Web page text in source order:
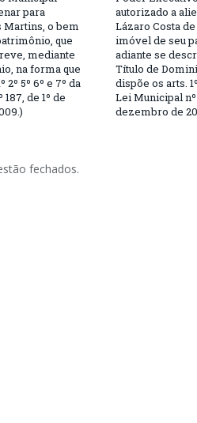
para
o bem
que
mediante
na forma que
2º 5º 6º e 7º da
de 1º de
autorizado a
Lázaro Costa
imóvel de seu
adiante se
Título de
dispõe os arts.
Lei Municipal nº
dezembro de
fechados.